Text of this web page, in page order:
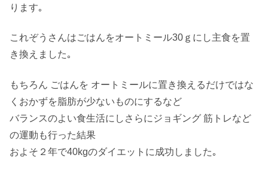
ります｡
これぞうさんはごはんをオートミール30ｇにし主食を置
き換えました｡
もちろん ごはんを オートミールに置き換えるだけではな
くおかずを脂肪が少ないものにするなど
バランスのよい食生活にしさらにジョギング 筋トレなど
の運動も行った結果
およそ２年で40kgのダイエットに成功しました｡